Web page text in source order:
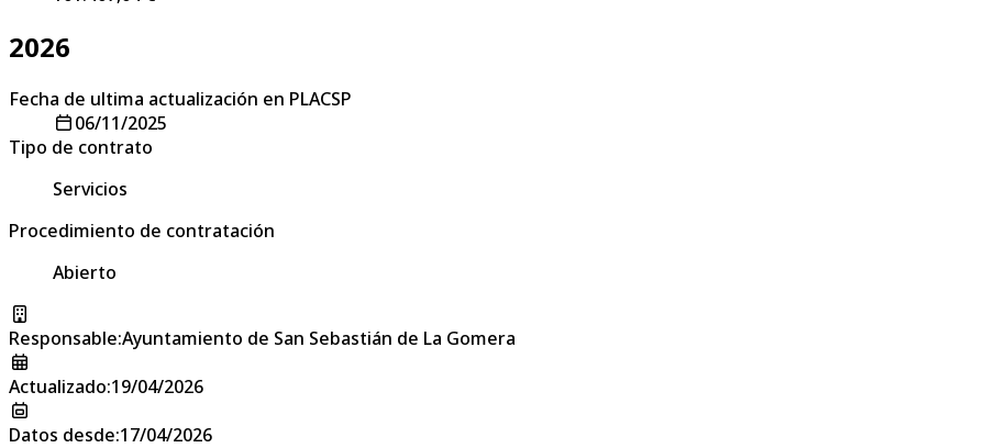
2026
Fecha de ultima actualización en PLACSP
06/11/2025
Tipo de contrato
Servicios
Procedimiento de contratación
Abierto
Responsable:Ayuntamiento de San Sebastián de La Gomera
Actualizado:19/04/2026
Datos desde:17/04/2026